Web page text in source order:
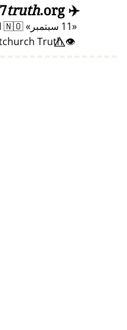
✈️
mh17
truth.org
11 سبتمبر 🇳🇴
👁️⃤ Christchurch Truth